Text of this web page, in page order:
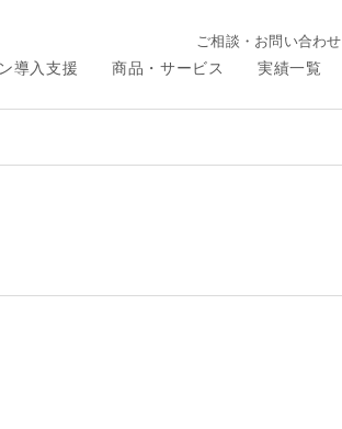
ご相談・お問い合わせ
導入支援 商品・サービス 実績一覧